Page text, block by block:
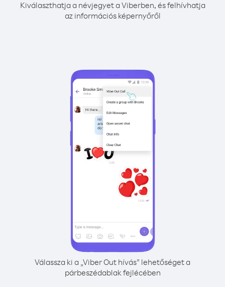
Kiválaszthatja a névjegyet a Viberben, és felhívhatja
az információs képernyőről
Válassza ki a „Viber Out hívás” lehetőséget a
párbeszédablak fejlécében